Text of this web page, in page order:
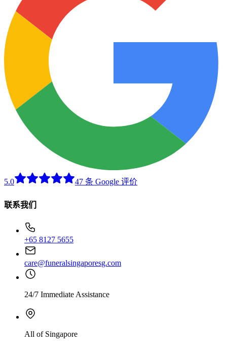
5.0 47 条 Google 评价
联系我们
+65 8127 5655
care@funeralsingaporesg.com
24/7 Immediate Assistance
All of Singapore